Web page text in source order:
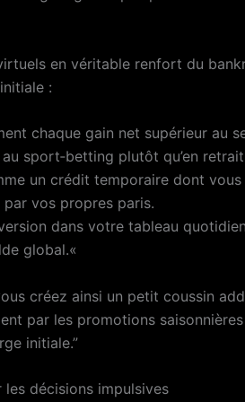
en véritable renfort du
:
chaque gain net supérieur au
sport‑betting plutôt qu’en
un crédit temporaire dont vous
vos propres paris.
dans votre tableau
global.«
créez ainsi un petit coussin
par les promotions
initiale.”
décisions impulsives